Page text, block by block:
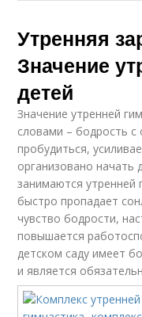
Утренняя
Значение
детей
Значение утренней
словами – бодрость с
пробудиться,
организовано начать
занимаются утренней
быстро пропадает
чувство бодрости,
повышается
детском саду имеет
и является